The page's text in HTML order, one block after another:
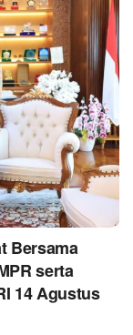
Bersama
serta
14 Agustus